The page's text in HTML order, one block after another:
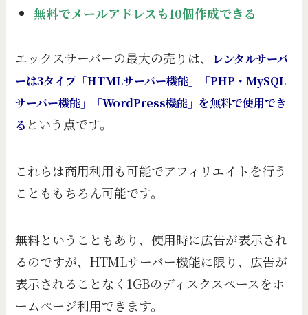
無料でメールアドレスも10個作成できる
エックスサーバーの最大の売りは、
レンタルサーバ
ーは3タイプ「HTMLサーバー機能」「PHP・MySQL
サーバー機能」「WordPress機能」を無料で使用でき
る という点です。
これらは商用利用も可能でアフィリエイトを行う
ことももちろん可能です。
無料ということもあり、使用時に広告が表示され
るのですが、HTMLサーバー機能に限り、広告が
表示されることなく1GBのディスクスペースをホ
ームページ利用できます。